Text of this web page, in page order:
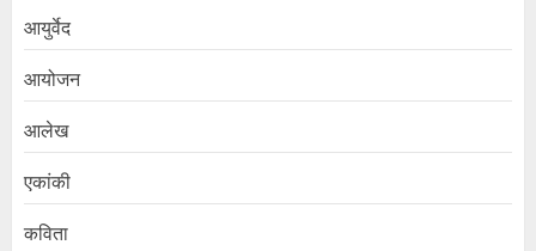
आयुर्वेद
आयोजन
आलेख
एकांकी
कविता